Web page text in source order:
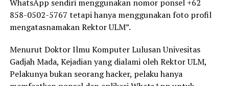
WhatsApp sendiri menggunakan nomor ponsel +62
858-0502-5767 tetapi hanya menggunakan foto profil
mengatasnamakan Rektor ULM”.
Menurut Doktor Ilmu Komputer Lulusan Univesitas
Gadjah Mada, Kejadian yang dialami oleh Rektor ULM,
Pelakunya bukan seorang hacker, pelaku hanya